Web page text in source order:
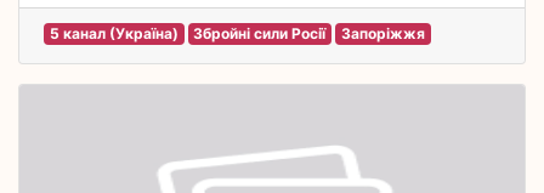
5 канал (Україна) Збройні сили Росії Запоріжжя